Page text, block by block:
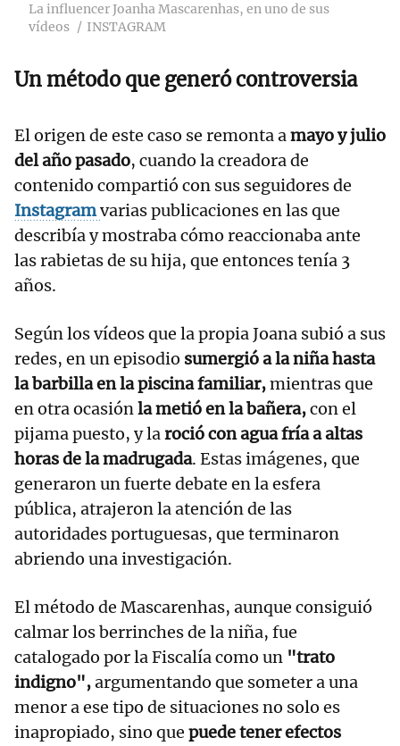
La influencer Joanha Mascarenhas, en uno de sus
vídeos
INSTAGRAM
Un método que generó controversia
El origen de este caso se remonta amayo y julio
del año pasado, cuando la creadora de
contenido compartió con sus seguidores de
Instagramvarias publicaciones en las que
describía y mostraba cómo reaccionaba ante
las rabietas de su hija, que entonces tenía 3
años.
Según los vídeos que la propia Joana subió a sus
redes, en un episodio sumergió a la niña hasta
la barbilla en la piscina familiar,mientras que
en otra ocasiónla metió en la bañera,con el
pijama puesto, y laroció con agua fría a altas
horas de la madrugada. Estas imágenes, que
generaron un fuerte debate en la esfera
pública, atrajeron la atención de las
autoridades portuguesas, que terminaron
abriendo una investigación.
El método de Mascarenhas, aunque consiguió
calmar los berrinches de la niña, fue
catalogado por la Fiscalía como un "trato
indigno",argumentando que someter a una
menor a ese tipo de situaciones no solo es
inapropiado, sino que puede tener efectos